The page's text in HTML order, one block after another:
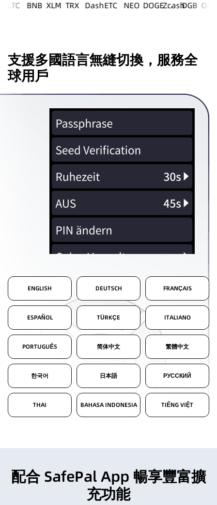
支援多國語言無縫切換，服務全
球用戶
ENGLISH DEUTSCH FRANÇAIS
ESPAÑOL TÜRKÇE ITALIANO
PORTUGUÊS 简体中文 繁體中文
한국어 日本語 РУССКИЙ
THAI BAHASA INDONESIA TIẾNG VIỆT
配合 SafePal App 暢享豐富擴
充功能